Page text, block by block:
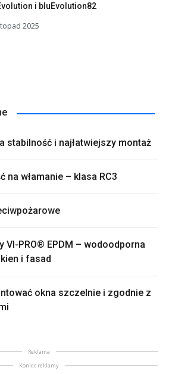
i bluEvolution82
2025
stabilność i najłatwiejszy montaż
na włamanie – klasa RC3
VI-PRO® EPDM – wodoodporna
i fasad
okna szczelnie i zgodnie z
Reklama
Koniec reklamy